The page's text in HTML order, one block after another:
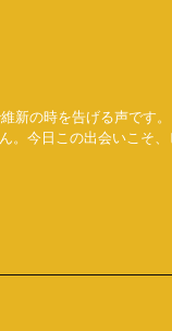
新の時を告げる声です。
。今日この出会いこそ